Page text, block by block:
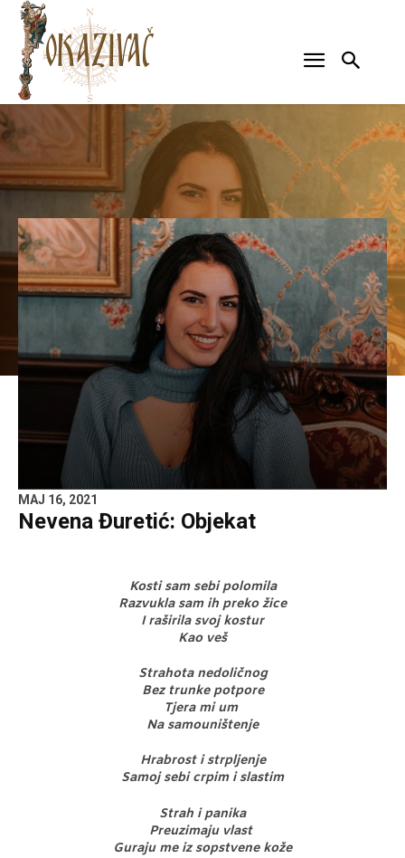
MAJ 16, 2021
Nevena Đuretić: Objekat
Kosti sam sebi polomila
Razvukla sam ih preko žice
I raširila svoj kostur
Kao veš
Strahota nedoličnog
Bez trunke potpore
Tjera mi um
Na samouništenje
Hrabrost i strpljenje
Samoj sebi crpim i slastim
Strah i panika
Preuzimaju vlast
Guraju me iz sopstvene kože